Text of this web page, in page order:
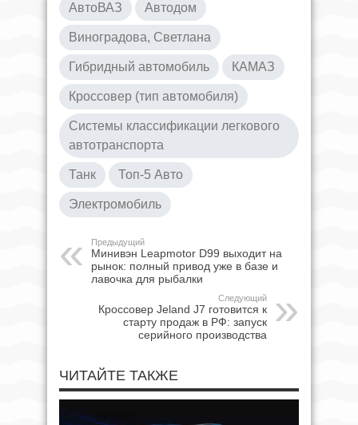
АвтоВАЗ Автодом
Виноградова, Светлана
Гибридный автомобиль КАМАЗ
Кроссовер (тип автомобиля)
Системы классификации легкового
автотранспорта
Танк Топ-5 Авто
Электромобиль
Предыдущий
Минивэн Leapmotor D99 выходит на
рынок: полный привод уже в базе и
лавочка для рыбалки
Следующий
Кроссовер Jeland J7 готовится к
старту продаж в РФ: запуск
серийного производства
ЧИТАЙТЕ ТАКЖЕ